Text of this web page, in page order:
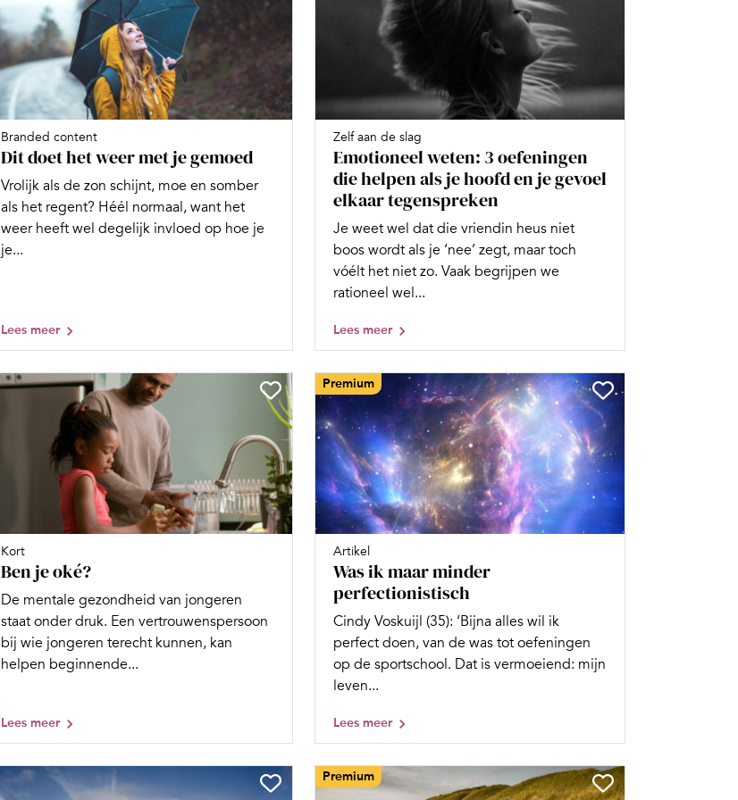
Branded content
Dit doet het weer met je gemoed
Vrolijk als de zon schijnt, moe en somber
als het regent? Héél normaal, want het
weer heeft wel degelijk invloed op hoe je
je...
Lees meer
Zelf aan de slag
Emotioneel weten: 3 oefeningen
die helpen als je hoofd en je gevoel
elkaar tegenspreken
Je weet wel dat die vriendin heus niet
boos wordt als je ‘nee’ zegt, maar toch
vóélt het niet zo. Vaak begrijpen we
rationeel wel...
Lees meer
Kort
Ben je oké?
De mentale gezondheid van jongeren
staat onder druk. Een vertrouwenspersoon
bij wie jongeren terecht kunnen, kan
helpen beginnende...
Lees meer
Premium
Artikel
Was ik maar minder
perfectionistisch
Cindy Voskuijl (35): ‘Bijna alles wil ik
perfect doen, van de was tot oefeningen
op de sportschool. Dat is vermoeiend: mijn
leven...
Lees meer
Premium